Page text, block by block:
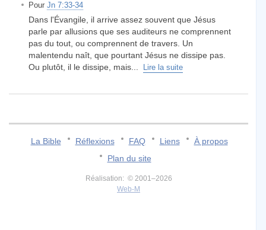
Pour Jn 7:33-34
Dans l'Évangile, il arrive assez souvent que Jésus
parle par allusions que ses auditeurs ne comprennent
pas du tout, ou comprennent de travers. Un
malentendu naît, que pourtant Jésus ne dissipe pas.
Ou plutôt, il le dissipe, mais...
Lire la suite
La Bible Réflexions FAQ Liens
À propos
Plan du site
Réalisation: © 2001–2026
Web-M